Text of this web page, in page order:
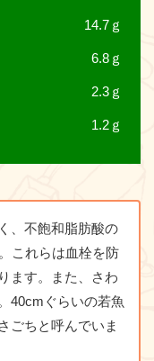
14.7ｇ
6.8ｇ
2.3ｇ
1.2ｇ
、不飽和脂肪酸の
これらは血栓を防
ます。また、さわ
40cmぐらいの若魚
ごちと呼んでいま